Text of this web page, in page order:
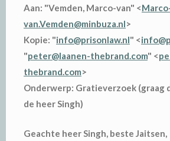
Aan: "Vemden, Marco-van" <
van.Vemden@minbuza.nl>
Kopie: "info@prisonlaw.nl" <
"peter@laanen-thebrand.com" <
thebrand.com>
Onderwerp: Gratieverzoek (graag
de heer Singh)
Geachte heer Singh, beste Jaitsen,